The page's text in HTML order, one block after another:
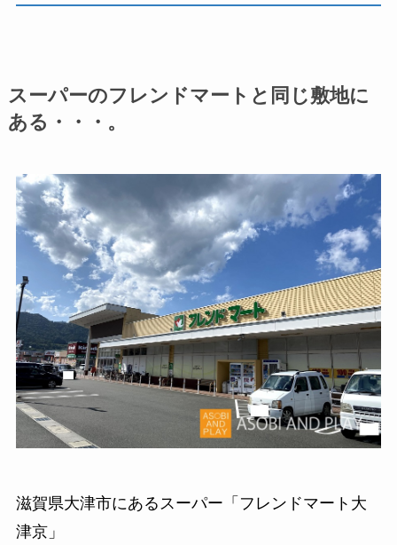
スーパーのフレンドマートと同じ敷地に
ある・・・。
滋賀県大津市にあるスーパー「フレンドマート大
津京」